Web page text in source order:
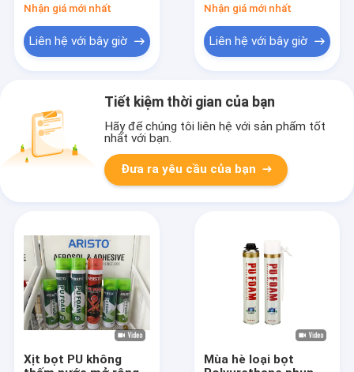
Nhận giá mới nhất
Liên hệ với bây giờ
Nhận giá mới nhất
Liên hệ với bây giờ
Tiết kiệm thời gian của bạn
Hãy để chúng tôi liên hệ với sản phẩm tốt
nhất với bạn.
Đưa ra yêu cầu của bạn
Xịt bọt PU không
Mùa hè loại bọt